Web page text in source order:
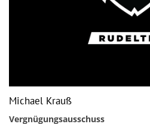
Michael Krauß
Vergnügungsausschuss